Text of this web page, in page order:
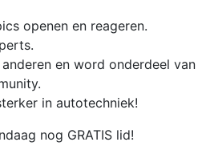
openen en reageren.
en word onderdeel van
in autotechniek!
nog GRATIS lid!